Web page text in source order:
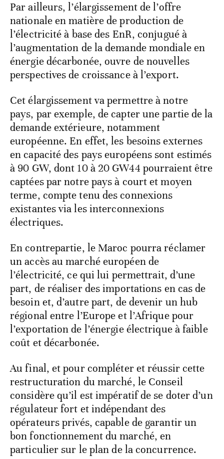
Par ailleurs, l’élargissement de l’offre
nationale en matière de production de
l’électricité à base des EnR, conjugué à
l’augmentation de la demande mondiale en
énergie décarbonée, ouvre de nouvelles
perspectives de croissance à l’export.
Cet élargissement va permettre à notre
pays, par exemple, de capter une partie de la
demande extérieure, notamment
européenne. En effet, les besoins externes
en capacité des pays européens sont estimés
à 90 GW, dont 10 à 20 GW44 pourraient être
captées par notre pays à court et moyen
terme, compte tenu des connexions
existantes via les interconnexions
électriques.
En contrepartie, le Maroc pourra réclamer
un accès au marché européen de
l’électricité, ce qui lui permettrait, d’une
part, de réaliser des importations en cas de
besoin et, d’autre part, de devenir un hub
régional entre l’Europe et l’Afrique pour
l’exportation de l’énergie électrique à faible
coût et décarbonée.
Au final, et pour compléter et réussir cette
restructuration du marché, le Conseil
considère qu’il est impératif de se doter d’un
régulateur fort et indépendant des
opérateurs privés, capable de garantir un
bon fonctionnement du marché, en
particulier sur le plan de la concurrence.